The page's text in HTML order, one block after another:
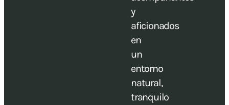
y
aficionados
en
un
entorno
natural,
tranquilo